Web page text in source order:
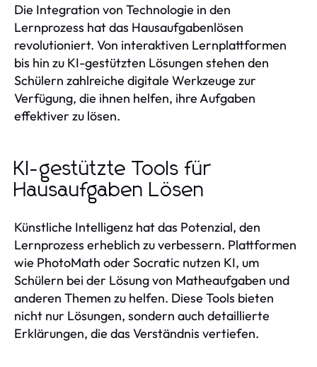
Die Integration von Technologie in den
Lernprozess hat das Hausaufgabenlösen
revolutioniert. Von interaktiven Lernplattformen
bis hin zu KI-gestützten Lösungen stehen den
Schülern zahlreiche digitale Werkzeuge zur
Verfügung, die ihnen helfen, ihre Aufgaben
effektiver zu lösen.
KI-gestützte Tools für
Hausaufgaben Lösen
Künstliche Intelligenz hat das Potenzial, den
Lernprozess erheblich zu verbessern. Plattformen
wie PhotoMath oder Socratic nutzen KI, um
Schülern bei der Lösung von Matheaufgaben und
anderen Themen zu helfen. Diese Tools bieten
nicht nur Lösungen, sondern auch detaillierte
Erklärungen, die das Verständnis vertiefen.